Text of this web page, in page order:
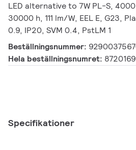
LED alternative to 7W PL-S,
30000 h, 111 lm/W, EEL E, G23,
0.9, IP20, SVM 0.4, PstLM 1
Beställningsnummer:
Hela beställningsnumret:
Specifikationer